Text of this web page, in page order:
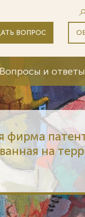
ВОПРОС
Вопросы и ответы
фирма
на